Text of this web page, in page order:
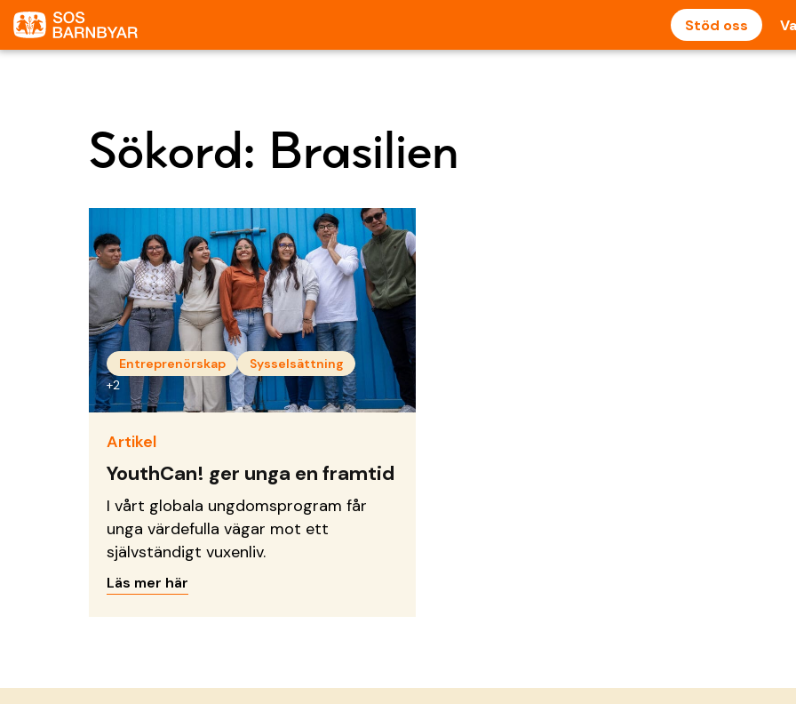
Stöd oss
Sökord: Brasilien
Entreprenörskap
Sysselsättning
+2
Artikel
YouthCan! ger unga en framtid
I vårt globala ungdomsprogram får
unga värdefulla vägar mot ett
självständigt vuxenliv.
Läs mer här